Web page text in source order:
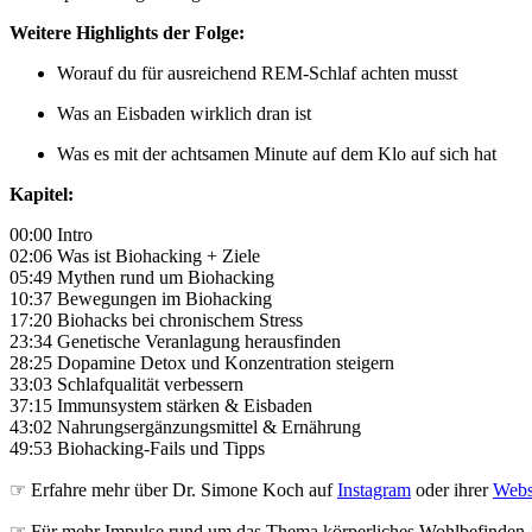
Weitere Highlights der Folge:
Worauf du für ausreichend REM-Schlaf achten musst
Was an Eisbaden wirklich dran ist
Was es mit der achtsamen Minute auf dem Klo auf sich hat
Kapitel:
00:00 Intro
02:06 Was ist Biohacking + Ziele
05:49 Mythen rund um Biohacking
10:37 Bewegungen im Biohacking
17:20 Biohacks bei chronischem Stress
23:34 Genetische Veranlagung herausfinden
28:25 Dopamine Detox und Konzentration steigern
33:03 Schlafqualität verbessern
37:15 Immunsystem stärken & Eisbaden
43:02 Nahrungsergänzungsmittel & Ernährung
49:53 Biohacking-Fails und Tipps
☞ Erfahre mehr über Dr. Simone Koch aufInstagram oder ihrer